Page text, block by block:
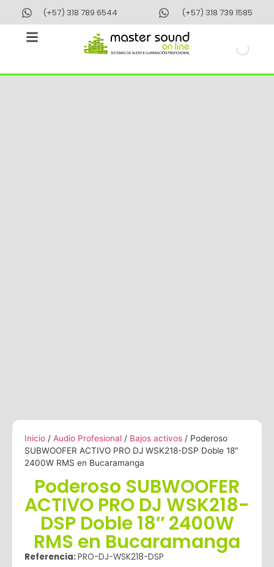
contenido
(+57) 318 789 6544 (+57) 318 739 1585
Inicio / Audio Profesional / Bajos activos / Poderoso
SUBWOOFER ACTIVO PRO DJ WSK218-DSP Doble 18″
2400W RMS en Bucaramanga
Poderoso SUBWOOFER
ACTIVO PRO DJ WSK218-
DSP Doble 18″ 2400W
RMS en Bucaramanga
Referencia:PRO-DJ-WSK218-DSP